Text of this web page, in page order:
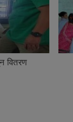
सूचना
सम्बन्धी